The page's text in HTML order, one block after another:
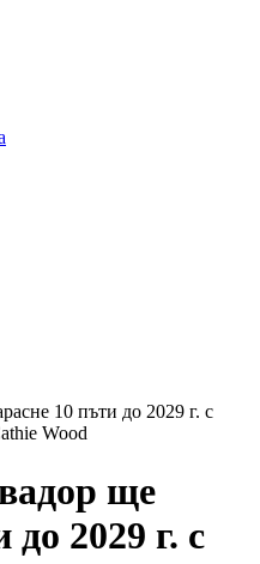
10 пъти до 2029 г. с
Wood
ще
2029 г. с